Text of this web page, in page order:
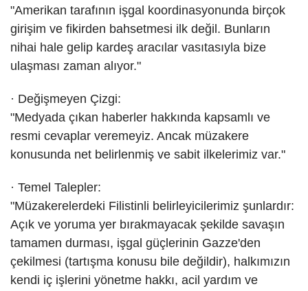
"Amerikan tarafının işgal koordinasyonunda birçok
girişim ve fikirden bahsetmesi ilk değil. Bunların
nihai hale gelip kardeş aracılar vasıtasıyla bize
ulaşması zaman alıyor."
· Değişmeyen Çizgi:
"Medyada çıkan haberler hakkında kapsamlı ve
resmi cevaplar veremeyiz. Ancak müzakere
konusunda net belirlenmiş ve sabit ilkelerimiz var."
· Temel Talepler:
"Müzakerelerdeki Filistinli belirleyicilerimiz şunlardır:
Açık ve yoruma yer bırakmayacak şekilde savaşın
tamamen durması, işgal güçlerinin Gazze'den
çekilmesi (tartışma konusu bile değildir), halkımızın
kendi iç işlerini yönetme hakkı, acil yardım ve